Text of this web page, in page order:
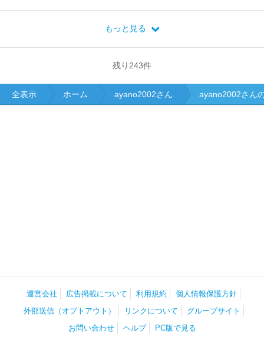
もっと見る
残り243件
全表示 ホーム ayano2002さん ayano2002さん
運営会社 広告掲載について 利用規約
個人情報保護方針
外部送信（オプトアウト）
リンクについて
グループサイト
お問い合わせ
ヘルプ PC版で見る